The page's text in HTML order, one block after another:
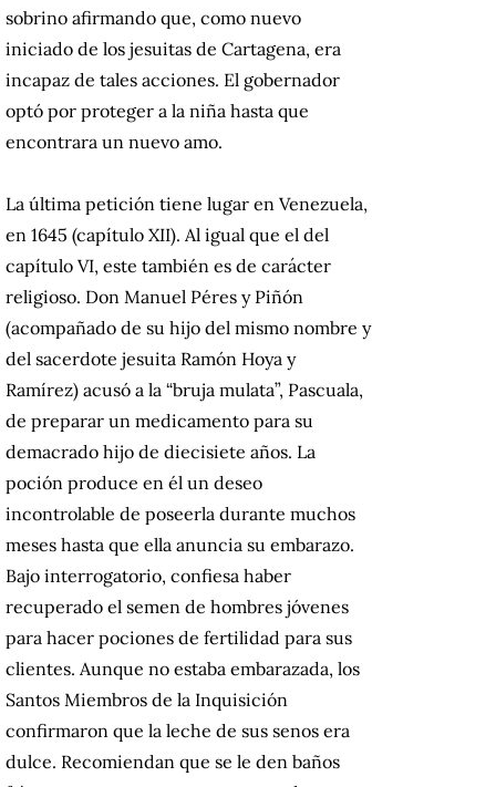
sobrino afirmando que, como nuevo
iniciado de los jesuitas de Cartagena, era
incapaz de tales acciones. El gobernador
optó por proteger a la niña hasta que
encontrara un nuevo amo.
La última petición tiene lugar en Venezuela,
en 1645 (capítulo XII). Al igual que el del
capítulo VI, este también es de carácter
religioso. Don Manuel Péres y Piñón
(acompañado de su hijo del mismo nombre y
del sacerdote jesuita Ramón Hoya y
Ramírez) acusó a la “bruja mulata”, Pascuala,
de preparar un medicamento para su
demacrado hijo de diecisiete años. La
poción produce en él un deseo
incontrolable de poseerla durante muchos
meses hasta que ella anuncia su embarazo.
Bajo interrogatorio, confiesa haber
recuperado el semen de hombres jóvenes
para hacer pociones de fertilidad para sus
clientes. Aunque no estaba embarazada, los
Santos Miembros de la Inquisición
confirmaron que la leche de sus senos era
dulce. Recomiendan que se le den baños